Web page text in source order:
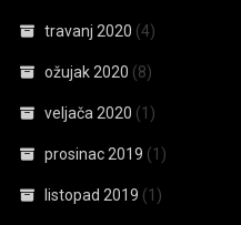
travanj 2020 (4)
ožujak 2020 (8)
veljača 2020 (1)
prosinac 2019 (1)
listopad 2019 (1)